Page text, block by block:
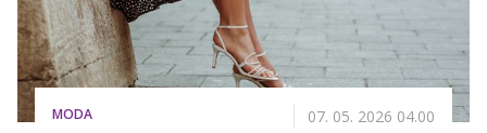
MODA 07. 05. 2026 04.00